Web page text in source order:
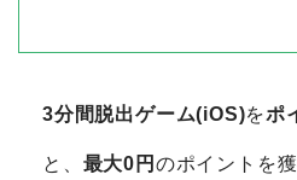
3分間脱出ゲーム(iOS)をポ
と、 最大0円 のポイントを